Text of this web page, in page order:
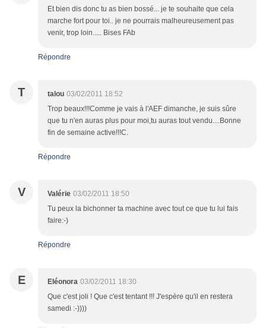
Et bien dis donc tu as bien bossé... je te souhaite que cela
marche fort pour toi.. je ne pourrais malheureusement pas
venir, trop loin..... Bises FAb
Répondre
T talou 03/02/2011 18:52
Trop beaux!!!Comme je vais à l'AEF dimanche, je suis sûre
que tu n'en auras plus pour moi,tu auras tout vendu....Bonne
fin de semaine active!!!C.
Répondre
V Valérie 03/02/2011 18:50
Tu peux la bichonner ta machine avec tout ce que tu lui fais
faire:-)
Répondre
E Eléonora 03/02/2011 18:30
Que c'est joli ! Que c'est tentant !!! J'espère qu'il en restera
samedi :-))))